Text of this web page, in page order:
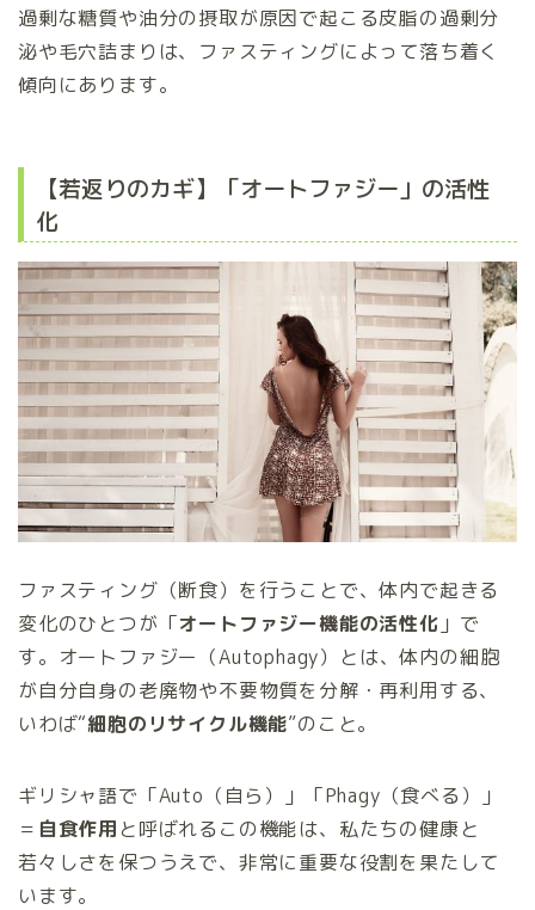
過剰な糖質や油分の摂取が原因で起こる皮脂の過剰分
泌や毛穴詰まりは、ファスティングによって落ち着く
傾向にあります。
【若返りのカギ】「オートファジー」の活性
化
ファスティング（断食）を行うことで、体内で起きる
変化のひとつが「オートファジー機能の活性化 」で
す。オートファジー（Autophagy）とは、体内の細胞
が自分自身の老廃物や不要物質を分解・再利用する、
いわば“細胞のリサイクル機能”のこと。
ギリシャ語で「Auto（自ら）」「Phagy（食べる）」
＝ 自食作用と呼ばれるこの機能は、私たちの健康と
若々しさを保つうえで、非常に重要な役割を果たして
います。